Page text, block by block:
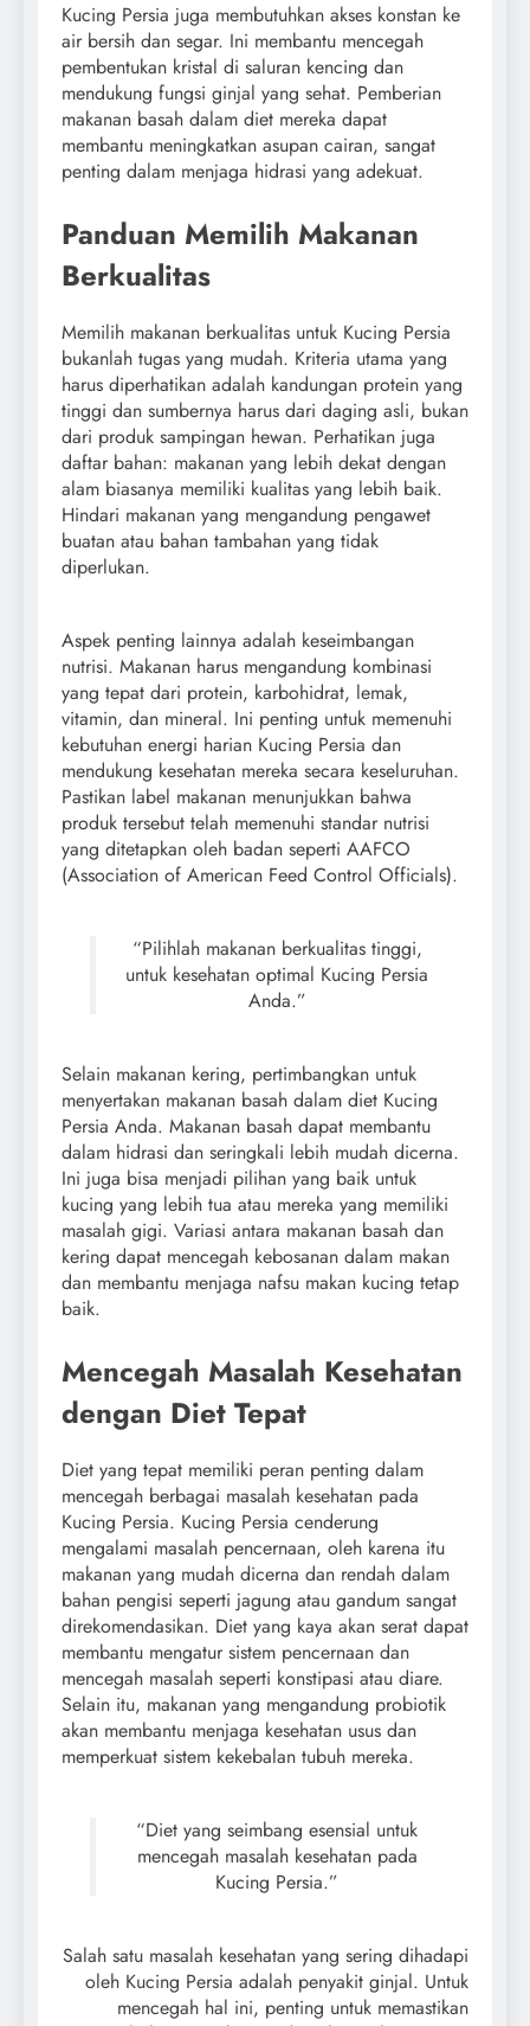
Kucing Persia juga membutuhkan akses konstan ke
air bersih dan segar. Ini membantu mencegah
pembentukan kristal di saluran kencing dan
mendukung fungsi ginjal yang sehat. Pemberian
makanan basah dalam diet mereka dapat
membantu meningkatkan asupan cairan, sangat
penting dalam menjaga hidrasi yang adekuat.
Panduan Memilih Makanan
Berkualitas
Memilih makanan berkualitas untuk Kucing Persia
bukanlah tugas yang mudah. Kriteria utama yang
harus diperhatikan adalah kandungan protein yang
tinggi dan sumbernya harus dari daging asli, bukan
dari produk sampingan hewan. Perhatikan juga
daftar bahan: makanan yang lebih dekat dengan
alam biasanya memiliki kualitas yang lebih baik.
Hindari makanan yang mengandung pengawet
buatan atau bahan tambahan yang tidak
diperlukan.
Aspek penting lainnya adalah keseimbangan
nutrisi. Makanan harus mengandung kombinasi
yang tepat dari protein, karbohidrat, lemak,
vitamin, dan mineral. Ini penting untuk memenuhi
kebutuhan energi harian Kucing Persia dan
mendukung kesehatan mereka secara keseluruhan.
Pastikan label makanan menunjukkan bahwa
produk tersebut telah memenuhi standar nutrisi
yang ditetapkan oleh badan seperti AAFCO
(Association of American Feed Control Officials).
“Pilihlah makanan berkualitas tinggi,
untuk kesehatan optimal Kucing Persia
Anda.”
Selain makanan kering, pertimbangkan untuk
menyertakan makanan basah dalam diet Kucing
Persia Anda. Makanan basah dapat membantu
dalam hidrasi dan seringkali lebih mudah dicerna.
Ini juga bisa menjadi pilihan yang baik untuk
kucing yang lebih tua atau mereka yang memiliki
masalah gigi. Variasi antara makanan basah dan
kering dapat mencegah kebosanan dalam makan
dan membantu menjaga nafsu makan kucing tetap
baik.
Mencegah Masalah Kesehatan
dengan Diet Tepat
Diet yang tepat memiliki peran penting dalam
mencegah berbagai masalah kesehatan pada
Kucing Persia. Kucing Persia cenderung
mengalami masalah pencernaan, oleh karena itu
makanan yang mudah dicerna dan rendah dalam
bahan pengisi seperti jagung atau gandum sangat
direkomendasikan. Diet yang kaya akan serat dapat
membantu mengatur sistem pencernaan dan
mencegah masalah seperti konstipasi atau diare.
Selain itu, makanan yang mengandung probiotik
akan membantu menjaga kesehatan usus dan
memperkuat sistem kekebalan tubuh mereka.
“Diet yang seimbang esensial untuk
mencegah masalah kesehatan pada
Kucing Persia.”
Salah satu masalah kesehatan yang sering dihadapi
oleh Kucing Persia adalah penyakit ginjal. Untuk
mencegah hal ini, penting untuk memastikan